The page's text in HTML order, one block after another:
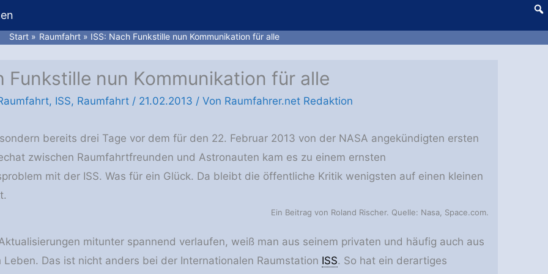
Start Raumfahrt ISS: Nach Funkstille nun Kommunikation für alle
Funkstille nun Kommunikation für alle
, ISS, Raumfahrt/ 21.02.2013 / Von Raumfahrer.net Redaktion
bereits drei Tage vor dem für den 22. Februar 2013 von der NASA angekündigten ersten
zwischen Raumfahrtfreunden und Astronauten kam es zu einem ernsten
mit der ISS. Was für ein Glück. Da bleibt die öffentliche Kritik wenigsten auf einen kleinen
Ein Beitrag von Roland Rischer. Quelle: Nasa, Space.com.
mitunter spannend verlaufen, weiß man aus seinem privaten und häufig auch aus
Leben. Das ist nicht anders bei der Internationalen Raumstation ISS. So hat ein derartiges